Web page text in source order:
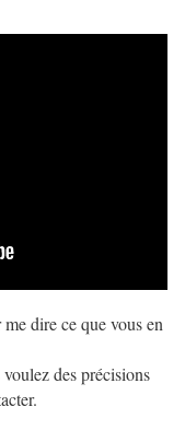
dire ce que vous en
des précisions